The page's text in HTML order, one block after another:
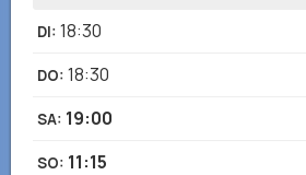
DI: 18:30
DO: 18:30
SA: 19:00
SO: 11:15